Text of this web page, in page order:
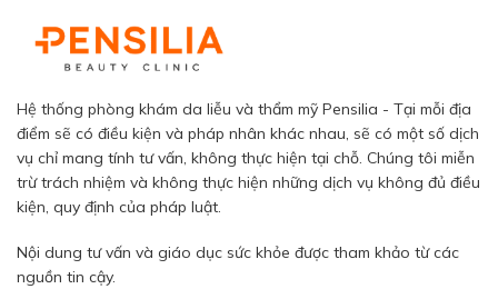
Hệ thống phòng khám da liễu và thẩm mỹ Pensilia - Tại mỗi địa
điểm sẽ có điều kiện và pháp nhân khác nhau, sẽ có một số dịch
vụ chỉ mang tính tư vấn, không thực hiện tại chỗ. Chúng tôi miễn
trừ trách nhiệm và không thực hiện những dịch vụ không đủ điều
kiện, quy định của pháp luật.
Nội dung tư vấn và giáo dục sức khỏe được tham khảo từ các
nguồn tin cậy.